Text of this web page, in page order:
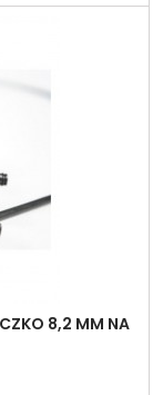
8,2 MM NA